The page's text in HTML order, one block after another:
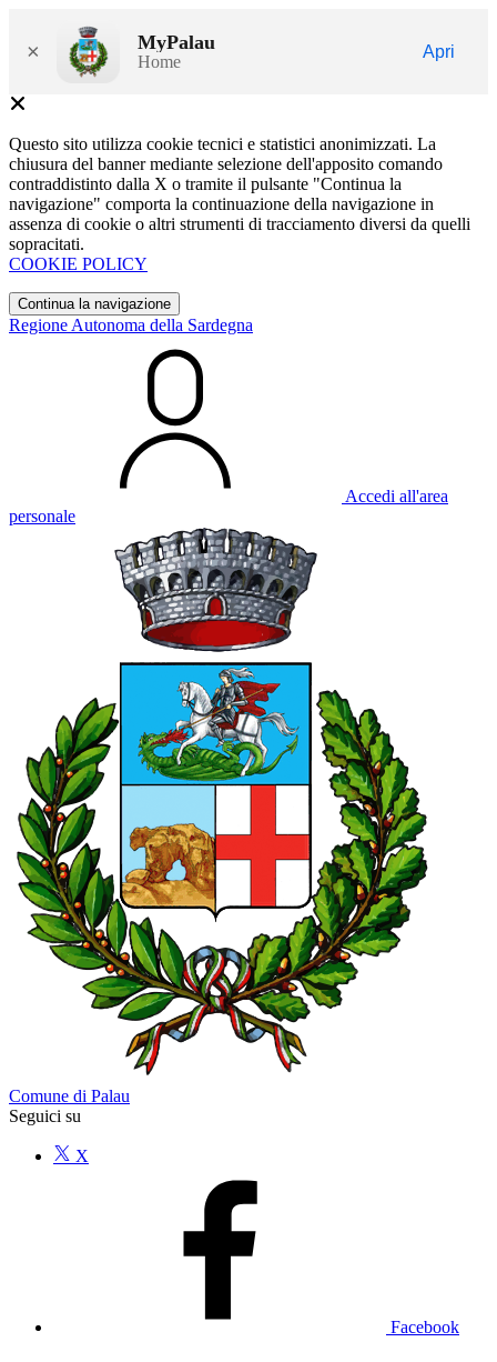
× MyPalau
Home
Apri
Questo sito utilizza cookie tecnici e statistici anonimizzati. La
chiusura del banner mediante selezione dell'apposito comando
contraddistinto dalla X o tramite il pulsante "Continua la
navigazione" comporta la continuazione della navigazione in
assenza di cookie o altri strumenti di tracciamento diversi da quelli
sopracitati.
COOKIE POLICY
Continua la navigazione
Regione Autonoma della Sardegna
Accedi all'area
personale
Comune di Palau
Seguici su
X
Facebook